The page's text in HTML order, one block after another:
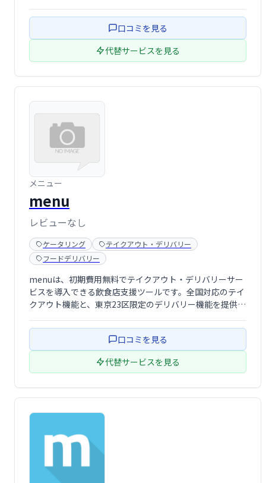
忙しい毎日をサポートします。
口コミを見る
代替サービスを見る
メニュー
menu
レビューなし
ケータリング
テイクアウト・デリバリー
フードデリバリー
menuは、初期費用無料でテイクアウト・デリバリーサー
ビスを導入できる飲食店支援ツールです。全国対応のテイ
クアウト機能と、東京23区限定のデリバリー機能を提供。
口コミを見る
代替サービスを見る